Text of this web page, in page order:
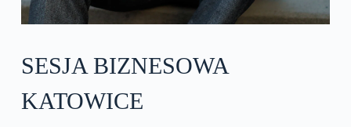
SESJA BIZNESOWA
KATOWICE